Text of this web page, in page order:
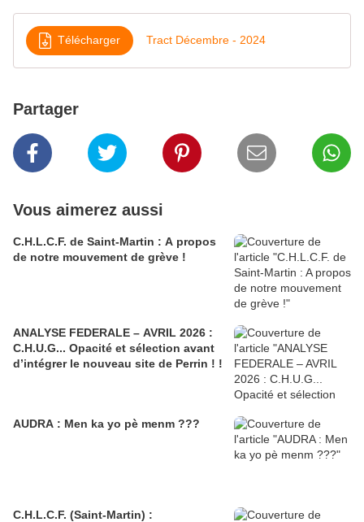
Télécharger Tract Décembre - 2024
Partager
Vous aimerez aussi
C.H.L.C.F. de Saint-Martin : A propos
de notre mouvement de grève !
ANALYSE FEDERALE – AVRIL 2026 :
C.H.U.G... Opacité et sélection avant
d’intégrer le nouveau site de Perrin ! !
AUDRA : Men ka yo pè menm ???
C.H.L.C.F. (Saint-Martin) :